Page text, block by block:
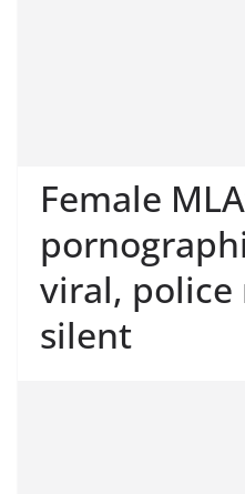
Female
viral, police
silent